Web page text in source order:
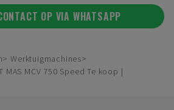
OP VIA WHATSAPP
Werktuigmachines
MAS MCV 750 Speed Te koop |